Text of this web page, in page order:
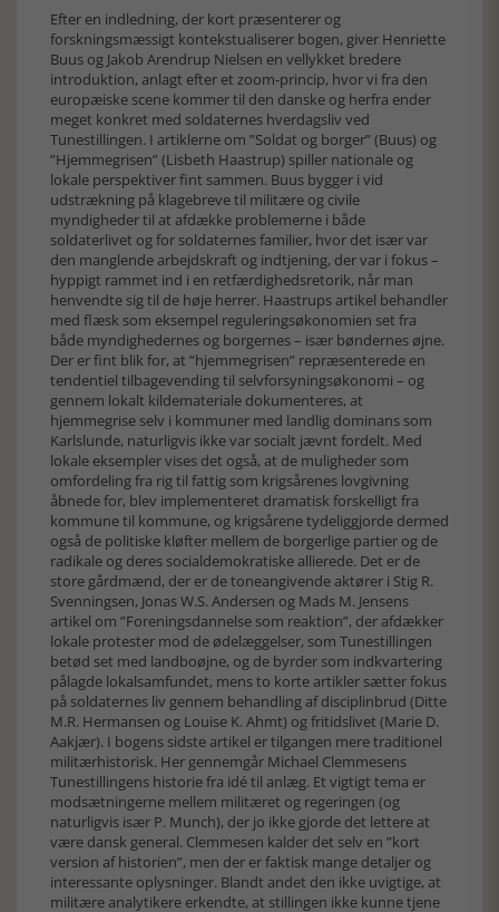
Efter en indledning, der kort præsenterer og
forskningsmæssigt kontekstualiserer bogen, giver Henriette
Buus og Jakob Arendrup Nielsen en vellykket bredere
introduktion, anlagt efter et zoom-princip, hvor vi fra den
europæiske scene kommer til den danske og herfra ender
meget konkret med soldaternes hverdagsliv ved
Tunestillingen. I artiklerne om ”Soldat og borger” (Buus) og
”Hjemmegrisen” (Lisbeth Haastrup) spiller nationale og
lokale perspektiver fint sammen. Buus bygger i vid
udstrækning på klagebreve til militære og civile
myndigheder til at afdække problemerne i både
soldaterlivet og for soldaternes familier, hvor det især var
den manglende arbejdskraft og indtjening, der var i fokus –
hyppigt rammet ind i en retfærdighedsretorik, når man
henvendte sig til de høje herrer. Haastrups artikel behandler
med flæsk som eksempel reguleringsøkonomien set fra
både myndighedernes og borgernes – især bøndernes øjne.
Der er fint blik for, at ”hjemmegrisen” repræsenterede en
tendentiel tilbagevending til selvforsyningsøkonomi – og
gennem lokalt kildemateriale dokumenteres, at
hjemmegrise selv i kommuner med landlig dominans som
Karlslunde, naturligvis ikke var socialt jævnt fordelt. Med
lokale eksempler vises det også, at de muligheder som
omfordeling fra rig til fattig som krigsårenes lovgivning
åbnede for, blev implementeret dramatisk forskelligt fra
kommune til kommune, og krigsårene tydeliggjorde dermed
også de politiske kløfter mellem de borgerlige partier og de
radikale og deres socialdemokratiske allierede. Det er de
store gårdmænd, der er de toneangivende aktører i Stig R.
Svenningsen, Jonas W.S. Andersen og Mads M. Jensens
artikel om ”Foreningsdannelse som reaktion”, der afdækker
lokale protester mod de ødelæggelser, som Tunestillingen
betød set med landboøjne, og de byrder som indkvartering
pålagde lokalsamfundet, mens to korte artikler sætter fokus
på soldaternes liv gennem behandling af disciplinbrud (Ditte
M.R. Hermansen og Louise K. Ahmt) og fritidslivet (Marie D.
Aakjær). I bogens sidste artikel er tilgangen mere traditionel
militærhistorisk. Her gennemgår Michael Clemmesens
Tunestillingens historie fra idé til anlæg. Et vigtigt tema er
modsætningerne mellem militæret og regeringen (og
naturligvis især P. Munch), der jo ikke gjorde det lettere at
være dansk general. Clemmesen kalder det selv en ”kort
version af historien”, men der er faktisk mange detaljer og
interessante oplysninger. Blandt andet den ikke uvigtige, at
militære analytikere erkendte, at stillingen ikke kunne tjene